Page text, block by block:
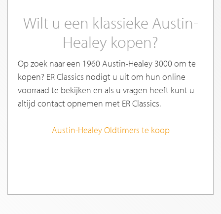
Wilt u een klassieke Austin-
Healey kopen?
Op zoek naar een 1960 Austin-Healey 3000 om te
kopen? ER Classics nodigt u uit om hun online
voorraad te bekijken en als u vragen heeft kunt u
altijd contact opnemen met ER Classics.
Austin-Healey Oldtimers te koop